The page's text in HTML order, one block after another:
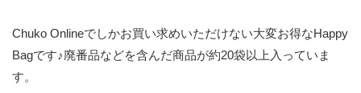
Chuko Onlineでしかお買い求めいただけない大変お得なHappy
Bagです♪廃番品などを含んだ商品が約20袋以上入っていま
す。